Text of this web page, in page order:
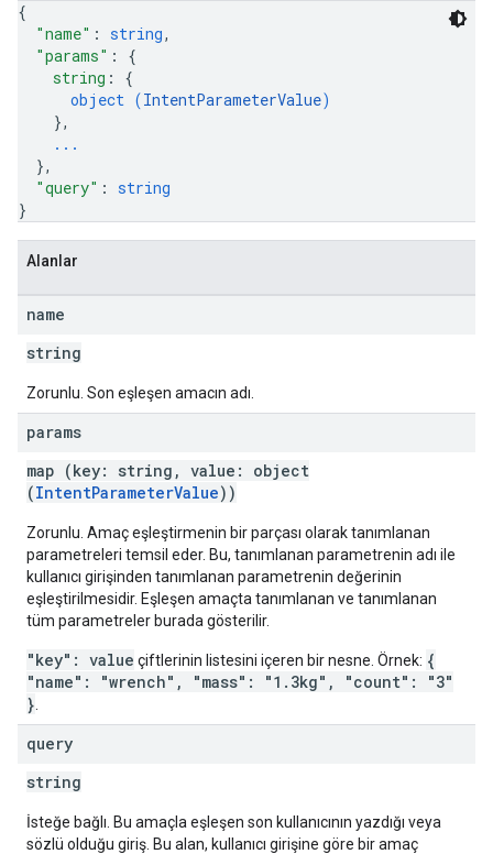
{
"name" : string,
"params" : {
string : {
object (IntentParameterValue)
},
...
},
"query" : string
}
Alanlar
name
string
Zorunlu. Son eşleşen amacın adı.
params
map (key: string, value: object
(IntentParameterValue))
Zorunlu. Amaç eşleştirmenin bir parçası olarak tanımlanan
parametreleri temsil eder. Bu, tanımlanan parametrenin adı ile
kullanıcı girişinden tanımlanan parametrenin değerinin
eşleştirilmesidir. Eşleşen amaçta tanımlanan ve tanımlanan
tüm parametreler burada gösterilir.
"key": value çiftlerinin listesini içeren bir nesne. Örnek: {
"name": "wrench", "mass": "1.3kg", "count": "3"
}
query
string
İsteğe bağlı. Bu amaçla eşleşen son kullanıcının yazdığı veya
sözlü olduğu giriş. Bu alan, kullanıcı girişine göre bir amaç